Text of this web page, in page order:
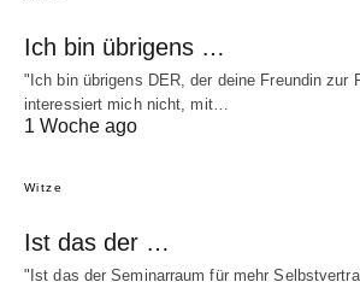
Ich bin übrigens …
"Ich bin übrigens DER, der deine Freundin zur
interessiert mich nicht, mit…
1 Woche ago
Witze
Ist das der …
"Ist das der Seminarraum für mehr